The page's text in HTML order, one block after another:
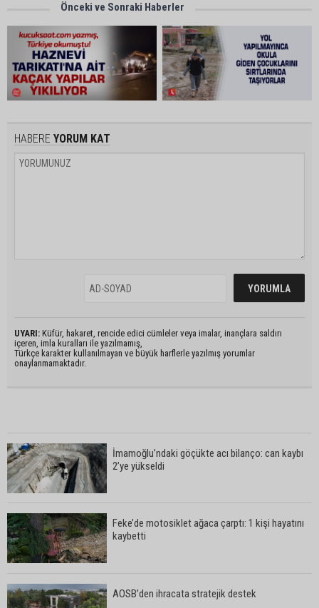
Önceki ve Sonraki Haberler
HABERE YORUM KAT
UYARI: Küfür, hakaret, rencide edici cümleler veya imalar, inançlara saldırı
içeren, imla kuralları ile yazılmamış,
Türkçe karakter kullanılmayan ve büyük harflerle yazılmış yorumlar
onaylanmamaktadır.
İmamoğlu’ndaki göçükte acı bilanço: can kaybı
2’ye yükseldi
Feke’de motosiklet ağaca çarptı: 1 kişi hayatını
kaybetti
AOSB’den ihracata stratejik destek